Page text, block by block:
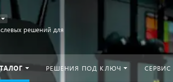
решений для
РЕШЕНИЯ ПОД КЛЮЧ СЕРВИС